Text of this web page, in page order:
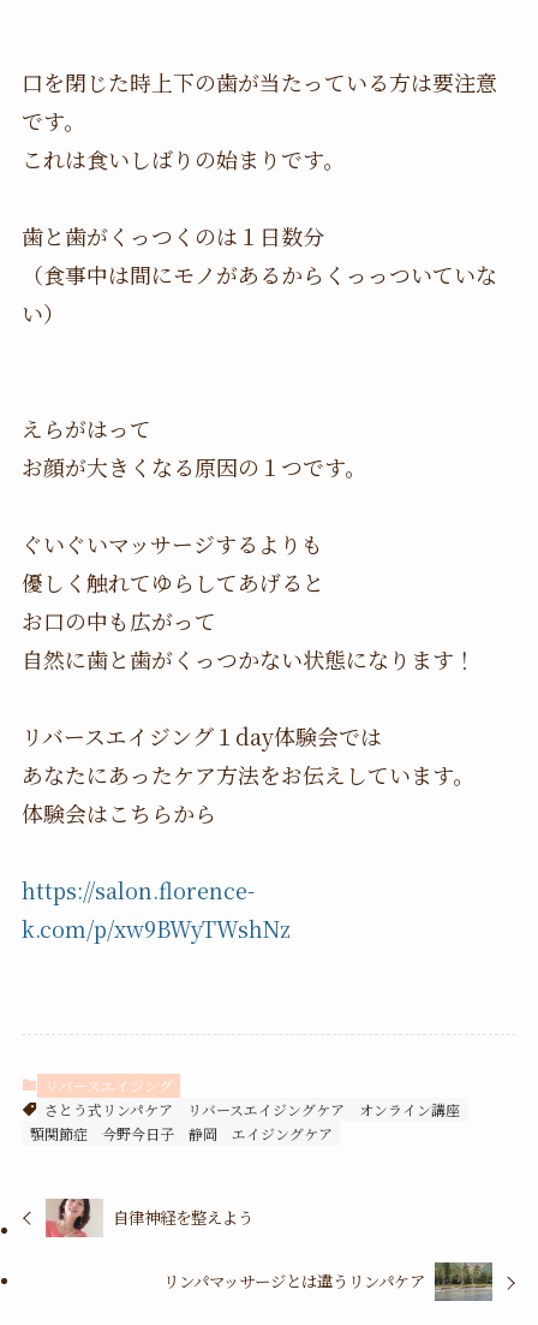
口を閉じた時上下の歯が当たっている方は要注意
です。
これは食いしばりの始まりです。
歯と歯がくっつくのは１日数分
（食事中は間にモノがあるからくっっついていな
い）
えらがはって
お顔が大きくなる原因の１つです。
ぐいぐいマッサージするよりも
優しく触れてゆらしてあげると
お口の中も広がって
自然に歯と歯がくっつかない状態になります！
リバースエイジング１day体験会では
あなたにあったケア方法をお伝えしています。
体験会はこちらから
https://salon.florence-
k.com/p/xw9BWyTWshNz
リバースエイジング
さとう式リンパケア
リバースエイジングケア
オンライン講座
顎関節症
今野今日子 静岡 エイジングケア
自律神経を整えよう
リンパマッサージとは違うリンパケア